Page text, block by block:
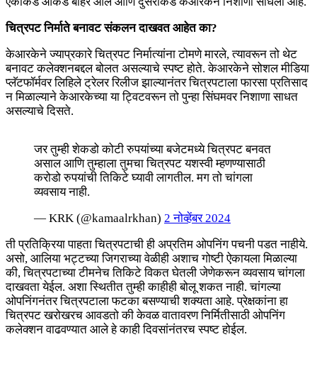
चित्रपट निर्माते बनावट संकलन दाखवत आहेत का?
केआरकेने ज्याप्रकारे चित्रपट निर्मात्यांना टोमणे मारले, त्यावरून तो थेट
बनावट कलेक्शनबद्दल बोलत असल्याचे स्पष्ट होते. केआरकेने सोशल मीडिया
प्लॅटफॉर्मवर लिहिले ट्रेलर रिलीज झाल्यानंतर चित्रपटाला फारसा प्रतिसाद
न मिळाल्याने केआरकेच्या या ट्विटवरून तो पुन्हा सिंघमवर निशाणा साधत
असल्याचे दिसते.
जर तुम्ही शेकडो कोटी रुपयांच्या बजेटमध्ये चित्रपट बनवत
असाल आणि तुम्हाला तुमचा चित्रपट यशस्वी म्हणण्यासाठी
करोडो रुपयांची तिकिटे घ्यावी लागतील. मग तो चांगला
व्यवसाय नाही.
— KRK (@kamaalrkhan) 2 नोव्हेंबर 2024
ती प्रतिक्रिया पाहता चित्रपटाची ही अप्रतिम ओपनिंग पचनी पडत नाहीये.
असो, आलिया भट्टच्या जिगराच्या वेळीही अशाच गोष्टी ऐकायला मिळाल्या
की, चित्रपटाच्या टीमनेच तिकिटे विकत घेतली जेणेकरून व्यवसाय चांगला
दाखवता येईल. अशा स्थितीत तुम्ही काहीही बोलू शकत नाही. चांगल्या
ओपनिंगनंतर चित्रपटाला फटका बसण्याची शक्यता आहे. प्रेक्षकांना हा
चित्रपट खरोखरच आवडतो की केवळ वातावरण निर्मितीसाठी ओपनिंग
कलेक्शन वाढवण्यात आले हे काही दिवसांनंतरच स्पष्ट होईल.